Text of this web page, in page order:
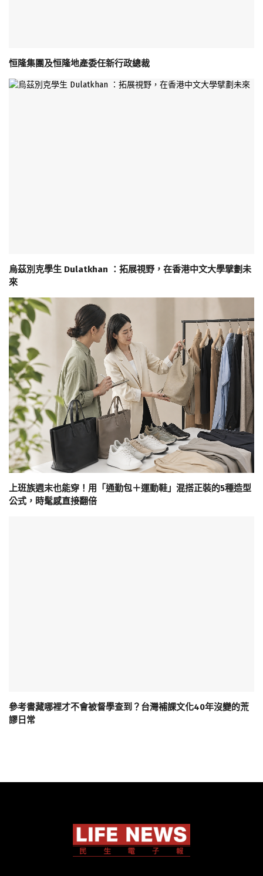
恒隆集團及恒隆地產委任新行政總裁
烏茲別克學生 Dulatkhan ：拓展視野，在香港中文大學擘劃未
來
上班族週末也能穿！用「通勤包＋運動鞋」混搭正裝的5種造型
公式，時髦感直接翻倍
參考書藏哪裡才不會被督學查到？台灣補課文化40年沒變的荒
謬日常